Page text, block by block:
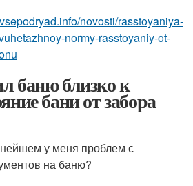
novosti/rasstoyaniya-
normy-rasstoyaniy-ot-
баню близко к
бани от забора
у меня проблем с
на баню?